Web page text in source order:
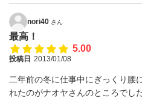
nori40 さん
最高！
5.00
投稿日 2013/01/08
二年前の冬に仕事中にぎっくり腰
れたのがナオヤさんのところでした